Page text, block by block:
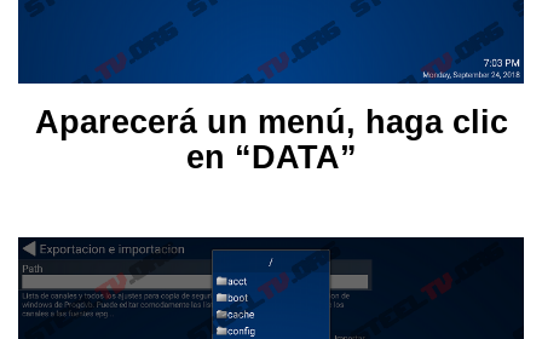
Aparecerá un menú, haga clic
en “DATA”